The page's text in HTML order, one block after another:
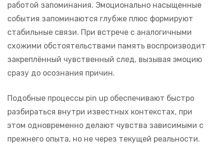
работой запоминания. Эмоционально насыщенные
события запоминаются глубже плюс формируют
стабильные связи. При встрече с аналогичными
схожими обстоятельствами память воспроизводит
закреплённый чувственный след, вызывая эмоцию
сразу до осознания причин.
Подобные процессы pin up обеспечивают быстро
разбираться внутри известных контекстах, при
этом одновременно делают чувства зависимыми с
прежнего опыта, но не через текущей реальности.